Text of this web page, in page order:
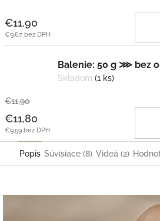
€11,90
€9,67 bez DPH
Balenie: 50 g ⋙ bez
Skladom (1 ks)
€11,90
€11,80
€9,59 bez DPH
Popis Súvisiace (8) Videá (2)